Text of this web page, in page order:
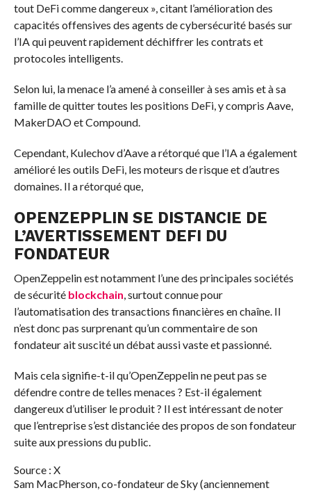
tout DeFi comme dangereux », citant l’amélioration des
capacités offensives des agents de cybersécurité basés sur
l’IA qui peuvent rapidement déchiffrer les contrats et
protocoles intelligents.
Selon lui, la menace l’a amené à conseiller à ses amis et à sa
famille de quitter toutes les positions DeFi, y compris Aave,
MakerDAO et Compound.
Cependant, Kulechov d’Aave a rétorqué que l’IA a également
amélioré les outils DeFi, les moteurs de risque et d’autres
domaines. Il a rétorqué que,
OPENZEPPLIN SE DISTANCIE DE
L’AVERTISSEMENT DEFI DU
FONDATEUR
OpenZeppelin est notamment l’une des principales sociétés
de sécurité blockchain, surtout connue pour
l’automatisation des transactions financières en chaîne. Il
n’est donc pas surprenant qu’un commentaire de son
fondateur ait suscité un débat aussi vaste et passionné.
Mais cela signifie-t-il qu’OpenZeppelin ne peut pas se
défendre contre de telles menaces ? Est-il également
dangereux d’utiliser le produit ? Il est intéressant de noter
que l’entreprise s’est distanciée des propos de son fondateur
suite aux pressions du public.
Source : X
Sam MacPherson, co-fondateur de Sky (anciennement